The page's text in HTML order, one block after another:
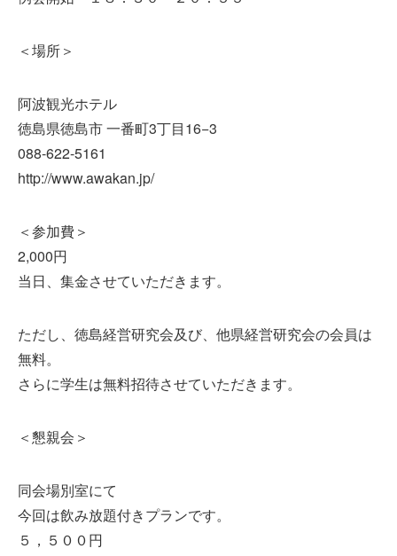
＜場所＞
阿波観光ホテル
徳島県徳島市 一番町3丁目16−3
088-622-5161
http://www.awakan.jp/
＜参加費＞
2,000円
当日、集金させていただきます。
ただし、徳島経営研究会及び、他県経営研究会の会員は
無料。
さらに学生は無料招待させていただきます。
＜懇親会＞
同会場別室にて
今回は飲み放題付きプランです。
５，５００円